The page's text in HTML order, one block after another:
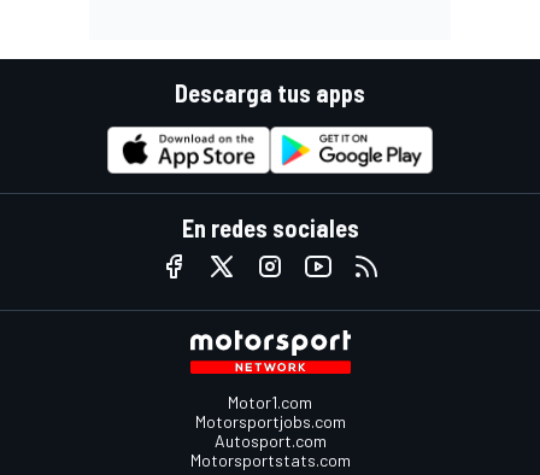
Descarga tus apps
En redes sociales
Motor1.com
Motorsportjobs.com
Autosport.com
Motorsportstats.com